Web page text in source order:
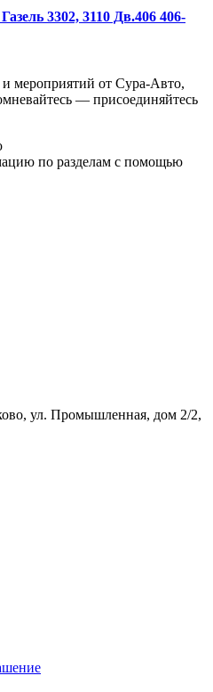
3302, 3110 Дв.406 406-
и мероприятий от Сура-Авто,
— присоединяйтесь
по разделам с помощью
ул. Промышленная, дом 2/2,